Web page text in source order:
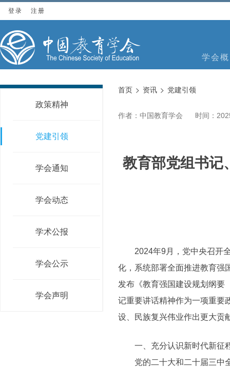
登录 注册
学会
政策精神
党建引领
学会通知
学会动态
学术公报
学会公示
学会声明
首页 资讯 党建引领
作者：中国教育学会 时间：
教育部党组书记
2024年9月，党中央召开全
化，系统部署全面推进教育强
发布《教育强国建设规划纲
记重要讲话精神作为一项重要
设、民族复兴伟业作出更大贡
一、充分认识新时代新征
党的二十大和二十届三中全